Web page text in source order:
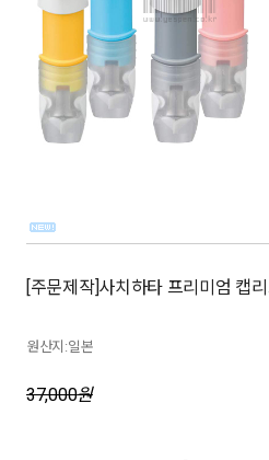
[주문제작]사치하타 프리미엄 캡
원산지:일본
37,000원